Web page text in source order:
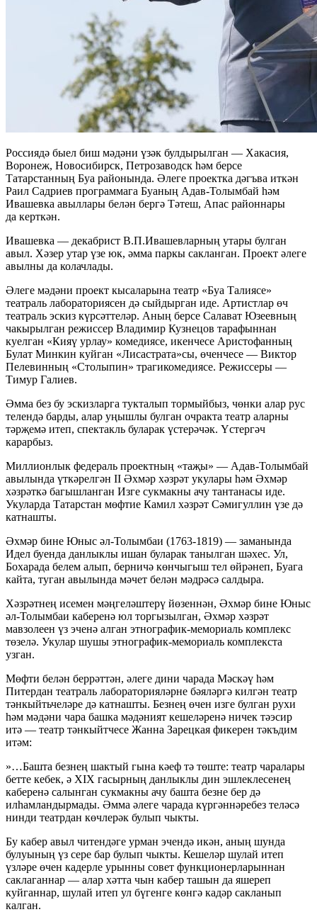
Россиядә быел биш мәдәни үзәк булдырылган — Хакасия,
Воронеж, Новосибирск, Петрозаводск һәм берсе
Татарстанның Буа районында. Әлеге проектка дәгъва иткән
Раил Садриев программага Буаның Адав-Толымбай һәм
Ивашевка авыллары белән бергә Тәтеш, Апас районнары
да керткән.
Ивашевка — декабрист В.П.Ивашевларның утары булган
авыл. Хәзер утар үзе юк, әмма паркы сакланган. Проект әлеге
авылны да колачлады.
Әлеге мәдәни проект кысаларына театр «Буа Талиясе»
театраль лабораториясен дә сыйдырган иде. Артистлар өч
театраль эскиз күрсәттеләр. Аның берсе Салават Юзеевның
чакырылган режиссер Владимир Кузнецов тарафыннан
куелган «Кияү урлау» комедиясе, икенчесе Аристофанның
Булат Минкин куйган «Лисастрата»сы, өченчесе — Виктор
Пелевинның «Столыпин» трагикомедиясе. Режиссеры —
Тимур Галиев.
Әмма без бу эскизларга тукталып тормыйбыз, чөнки алар рус
телендә барды, алар уңышлы булган очракта театр аларны
тәрҗемә итеп, спектакль буларак үстерәчәк. Үстергәч
карарбыз.
Миллионлык федераль проектның «таҗы» — Адав-Толымбай
авылында үткәрелгән II Әхмәр хәзрәт укулары һәм Әхмәр
хәзрәткә багышланган Изге сукмакны ачу тантанасы иде.
Укуларда Татарстан мөфтие Камил хәзрәт Сәмигуллин үзе дә
катнашты.
Әхмәр бине Юныс әл-Толымбаи (1763-1819) — заманында
Идел буенда данлыклы ишан буларак танылган шәхес. Ул,
Бохарада белем алып, берничә көнчыгыш тел өйрәнеп, Буага
кайта, туган авылында мәчет белән мәдрәсә салдыра.
Хәзрәтнең исемен мәңгеләштерү йөзеннән, Әхмәр бине Юныс
әл-Толымбаи каберенә юл торгызылган, Әхмәр хәзрәт
мавзолеен үз эченә алган этнографик-мемориаль комплекс
төзелә. Укулар шушы этнографик-мемориаль комплекста
узган.
Мөфти белән беррәттән, әлеге дини чарада Мәскәү һәм
Питердан театраль лабораторияләрне бәяләргә килгән театр
тәнкыйтьчеләре дә катнашты. Безнең өчен изге булган рухи
һәм мәдәни чара башка мәдәният кешеләренә ничек тәэсир
итә — театр тәнкыйтчесе Жанна Зарецкая фикерен тәкъдим
итәм:
»…Башта безнең шактый гына кәеф тә төште: театр чаралары
бетте кебек, ә XIX гасырның данлыклы дин эшлеклесенең
каберенә салынган сукмакны ачу башта безне бер дә
илһамландырмады. Әмма әлеге чарада күргәннәребез теләсә
нинди театрдан көчлерәк булып чыкты.
Бу кабер авыл читендәге урман эчендә икән, аның шунда
булуының үз сере бар булып чыкты. Кешеләр шулай итеп
үзләре өчен кадерле урынны совет функционерларыннан
саклаганнар — алар хәтта чын кабер ташын да яшереп
куйганнар, шулай итеп ул бүгенге көнгә кадәр сакланып
калган.